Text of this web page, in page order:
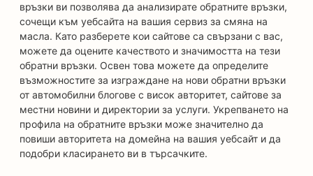
връзки ви позволява да анализирате обратните връзки,
сочещи към уебсайта на вашия сервиз за смяна на
масла. Като разберете кои сайтове са свързани с вас,
можете да оцените качеството и значимостта на тези
обратни връзки. Освен това можете да определите
възможностите за изграждане на нови обратни връзки
от автомобилни блогове с висок авторитет, сайтове за
местни новини и директории за услуги. Укрепването на
профила на обратните връзки може значително да
повиши авторитета на домейна на вашия уебсайт и да
подобри класирането ви в търсачките.